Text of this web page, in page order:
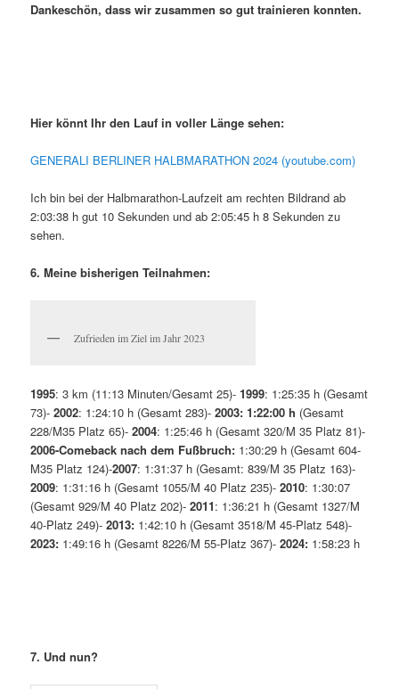
Dankeschön, dass wir zusammen so gut trainieren konnten.
Hier könnt Ihr den Lauf in voller Länge sehen:
GENERALI BERLINER HALBMARATHON 2024 (youtube.com)
Ich bin bei der Halbmarathon-Laufzeit am rechten Bildrand ab
2:03:38 h gut 10 Sekunden und ab 2:05:45 h 8 Sekunden zu
sehen.
6. Meine bisherigen Teilnahmen:
Zufrieden im Ziel im Jahr 2023
1995: 3 km (11:13 Minuten/Gesamt 25)-1999: 1:25:35 h (Gesamt
73)-2002: 1:24:10 h (Gesamt 283)- 2003: 1:22:00 h (Gesamt
228/M35 Platz 65)- 2004: 1:25:46 h (Gesamt 320/M 35 Platz 81)-
2006-Comeback nach dem Fußbruch: 1:30:29 h (Gesamt 604-
M35 Platz 124)-2007: 1:31:37 h (Gesamt: 839/M 35 Platz 163)-
2009: 1:31:16 h (Gesamt 1055/M 40 Platz 235)-2010: 1:30:07
(Gesamt 929/M 40 Platz 202)-2011: 1:36:21 h (Gesamt 1327/M
40-Platz 249)-2013: 1:42:10 h (Gesamt 3518/M 45-Platz 548)-
2023: 1:49:16 h (Gesamt 8226/M 55-Platz 367)-2024: 1:58:23 h
7. Und nun?